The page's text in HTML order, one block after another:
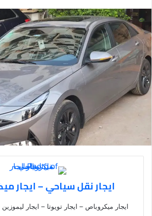
ايجار نقل سياحي – ايجار
ايجار ميكروباص – ايجار تويوتا – ايجار